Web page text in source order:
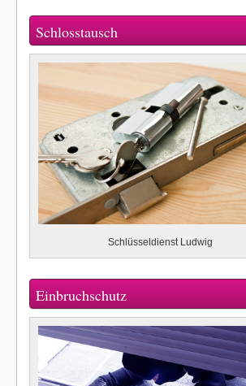
Schlosstausch
Schlüsseldienst Ludwig
Einbruchschutz